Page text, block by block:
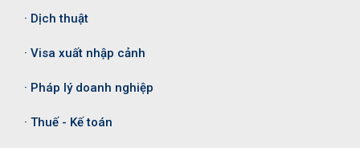
· Dịch thuật
· Visa xuất nhập cảnh
· Pháp lý doanh nghiệp
· Thuế - Kế toán